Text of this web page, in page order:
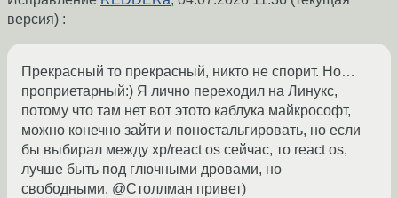
версия) :
Прекрасный то прекрасный, никто не спорит. Но…
проприетарный:) Я лично переходил на Линукс,
потому что там нет вот этото каблука майкрософт,
можно конечно зайти и поностальгировать, но если
бы выбирал между хр/react os сейчас, то react os,
лучше быть под глючными дровами, но
свободными. @Столлман привет)